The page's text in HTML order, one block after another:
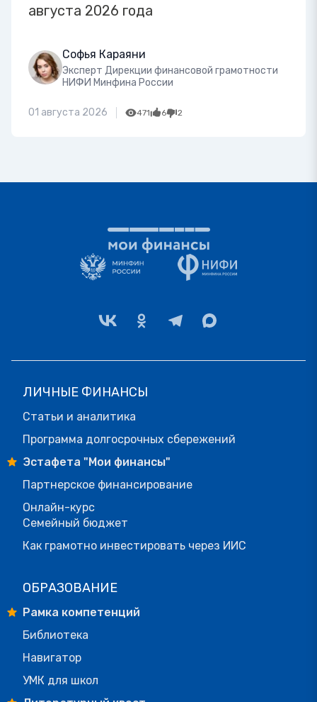
августа 2026 года
Софья Караяни
Эксперт Дирекции финансовой грамотности
НИФИ Минфина России
01 августа 2026 471 6 2
ЛИЧНЫЕ ФИНАНСЫ
Статьи и аналитика
Программа долгосрочных сбережений
Эстафета "Мои финансы"
Партнерское финансирование
Онлайн-курс
Семейный бюджет
Как грамотно инвестировать через ИИС
ОБРАЗОВАНИЕ
Рамка компетенций
Библиотека
Навигатор
УМК для школ